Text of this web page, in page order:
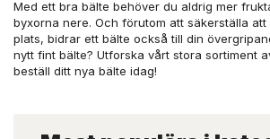
Med ett bra bälte behöver du aldrig mer
byxorna nere. Och förutom att säkerställa
plats, bidrar ett bälte också till din
nytt fint bälte? Utforska vårt stora sortiment
beställ ditt nya bälte idag!